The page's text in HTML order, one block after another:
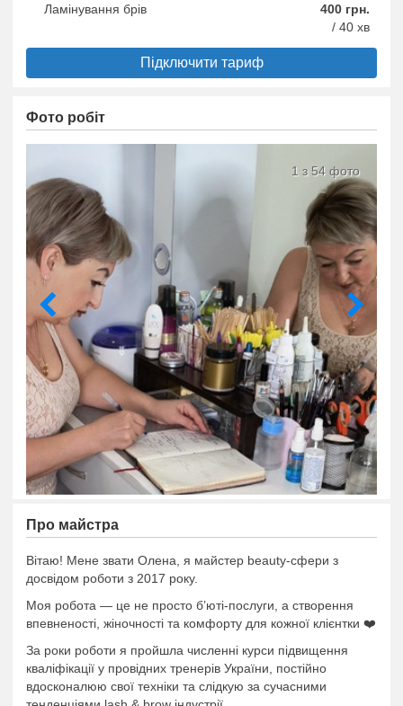
Ламінування брів
400 грн.
/ 40 хв
Підключити тариф
Фото робіт
1 з 54 фото
Про майстра
Вітаю! Мене звати Олена, я майстер beauty-сфери з
досвідом роботи з 2017 року.
Моя робота — це не просто б’юті-послуги, а створення
впевненості, жіночності та комфорту для кожної клієнтки ❤️
За роки роботи я пройшла численні курси підвищення
кваліфікації у провідних тренерів України, постійно
вдосконалюю свої техніки та слідкую за сучасними